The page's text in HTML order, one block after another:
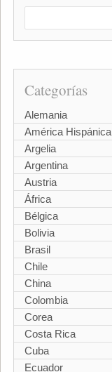
Categorías
Alemania
América Hispánica
Argelia
Argentina
Austria
África
Bélgica
Bolivia
Brasil
Chile
China
Colombia
Corea
Costa Rica
Cuba
Ecuador